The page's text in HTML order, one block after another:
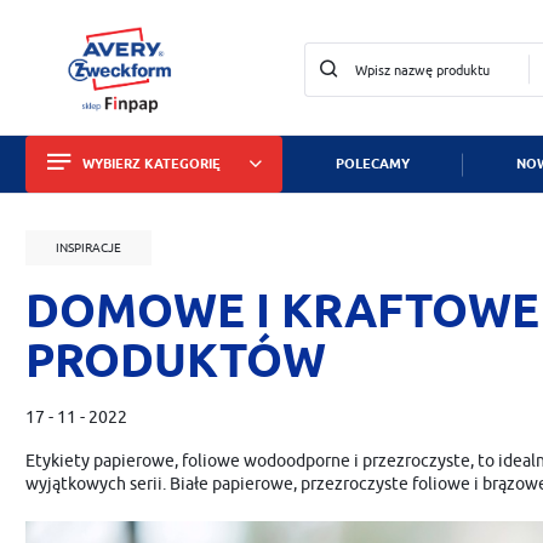
WYBIERZ KATEGORIĘ
Tabliczki znamionowe
Znaki bezpieczeństwa
Dla służby zdrowia
POLECAMY
INSPIRACJE
DOMOWE I
PRODUKTÓW
17 - 11 - 2022
Etykiety papierowe, foliowe wodoodporne i przezroczyste, to
wyjątkowych serii. Białe papierowe, przezroczyste foliowe i